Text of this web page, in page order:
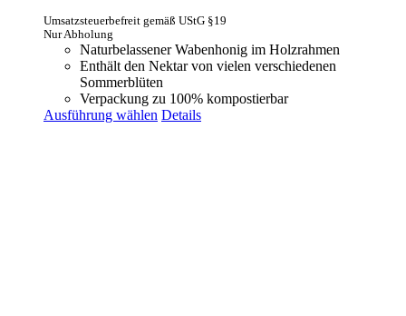
Umsatzsteuerbefreit gemäß UStG §19
Nur Abholung
Naturbelassener Wabenhonig im Holzrahmen
Enthält den Nektar von vielen verschiedenen
Sommerblüten
Verpackung zu 100% kompostierbar
Ausführung wählen Details